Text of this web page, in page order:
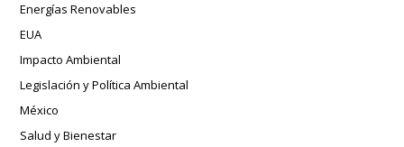
Energías Renovables
EUA
Impacto Ambiental
Legislación y Política Ambiental
México
Salud y Bienestar